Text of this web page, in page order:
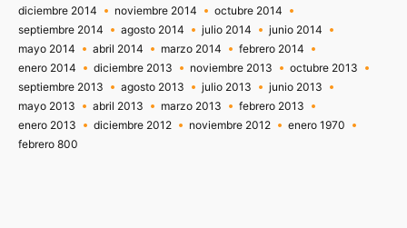
diciembre 2014
noviembre 2014
octubre 2014
septiembre 2014
agosto 2014 julio 2014
junio 2014
mayo 2014
abril 2014 marzo 2014
febrero 2014
enero 2014
diciembre 2013 noviembre 2013
octubre 2013
septiembre 2013
agosto 2013 julio 2013
junio 2013
mayo 2013
abril 2013 marzo 2013
febrero 2013
enero 2013
diciembre 2012 noviembre 2012
enero 1970
febrero 800